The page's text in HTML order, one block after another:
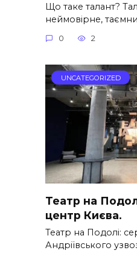
Що таке талант?
неймовірне,
0 2
UNCATEGORIZED
Театр на
центр Києва.
Театр на Подолі:
Андріївського